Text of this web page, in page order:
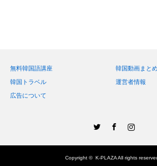
無料韓国語講座
韓国動画まとめ
韓国トラベル
運営者情報
広告について
Copyright ©K-PLAZAAll rights